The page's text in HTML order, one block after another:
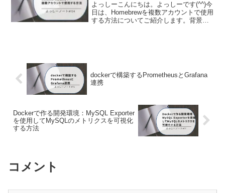
よっしーこんにちは。よっしーです(^^)今
日は、Homebrewを複数アカウントで使用
する方法についてご紹介します。背景業
dockerで構築するPrometheusとGrafana
連携
Dockerで作る開発環境：MySQL Exporter
を使用してMySQLのメトリクスを可視化
する方法
コメント